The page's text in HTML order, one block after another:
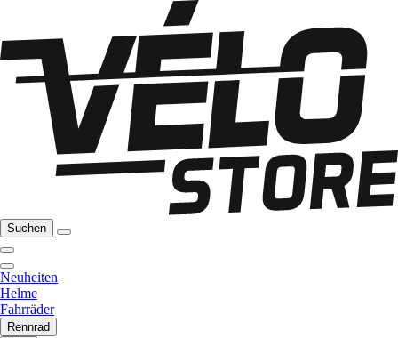
Suchen
Neuheiten
Helme
Fahrräder
Rennrad